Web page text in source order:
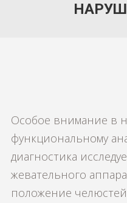
Особое внимание в
функциональному
диагностика
жевательного
положение